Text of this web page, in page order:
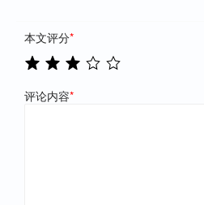
本文评分*
评论内容*